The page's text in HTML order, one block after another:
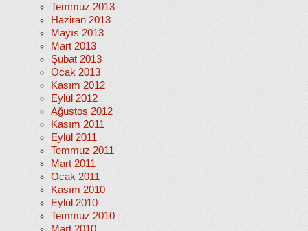
Temmuz 2013
Haziran 2013
Mayıs 2013
Mart 2013
Şubat 2013
Ocak 2013
Kasım 2012
Eylül 2012
Ağustos 2012
Kasım 2011
Eylül 2011
Temmuz 2011
Mart 2011
Ocak 2011
Kasım 2010
Eylül 2010
Temmuz 2010